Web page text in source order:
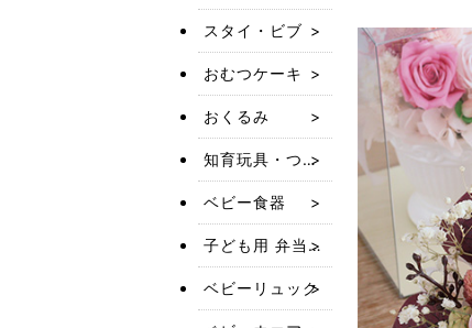
スタイ・ビブ
おむつケーキ
おくるみ
知育玩具・つみき
ベビー食器
子ども用 弁当箱・水筒
ベビーリュック